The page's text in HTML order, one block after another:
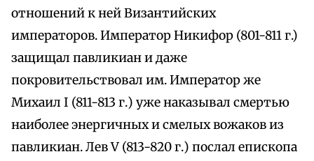
отношений к ней Византийских
императоров. Император Никифор (801-811 г.)
защищал павликиан и даже
покровительствовал им. Император же
Михаил I (811-813 г.) уже наказывал смертью
наиболее энергичных и смелых вожаков из
павликиан. Лев V (813-820 г.) послал епископа